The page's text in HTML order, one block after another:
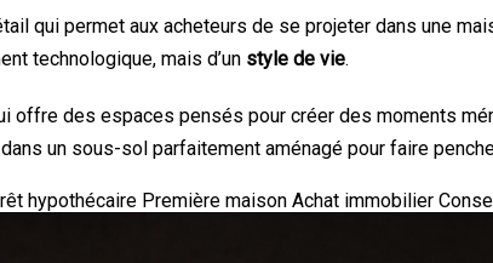
qui permet aux acheteurs de se projeter dans une
technologique, mais d’un style de vie.
offre des espaces pensés pour créer des moments
un sous-sol parfaitement aménagé pour faire
hypothécaire Première maison Achat immobilier